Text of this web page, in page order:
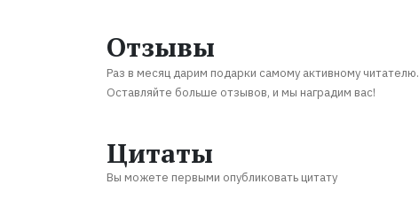
Отзывы
Раз в месяц дарим подарки самому активному читателю.
Оставляйте больше отзывов, и мы наградим вас!
Цитаты
Вы можете первыми опубликовать цитату